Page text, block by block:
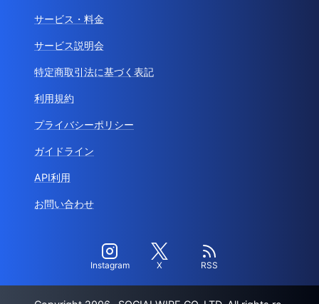
サービス・料金
サービス説明会
特定商取引法に基づく表記
利用規約
プライバシーポリシー
ガイドライン
API利用
お問い合わせ
Instagram X RSS